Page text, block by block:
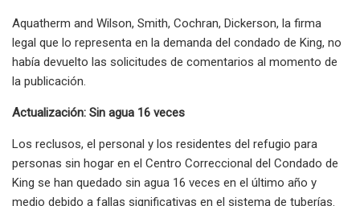
Aquatherm and Wilson, Smith, Cochran, Dickerson, la firma
legal que lo representa en la demanda del condado de King, no
había devuelto las solicitudes de comentarios al momento de
la publicación.
Actualización: Sin agua 16 veces
Los reclusos, el personal y los residentes del refugio para
personas sin hogar en el Centro Correccional del Condado de
King se han quedado sin agua 16 veces en el último año y
medio debido a fallas significativas en el sistema de tuberías.